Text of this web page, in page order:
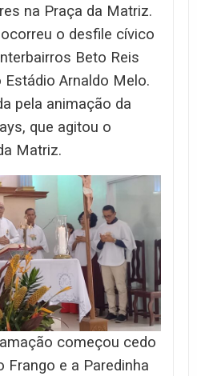
na Praça da Matriz.
o desfile cívico
Beto Reis
Estádio Arnaldo Melo.
pela animação da
que agitou o
Matriz.
começou cedo
Frango e a Paredinha